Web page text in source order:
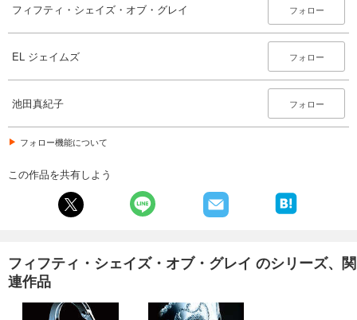
フィフティ・シェイズ・オブ・グレイ フォロー
EL ジェイムズ フォロー
池田真紀子 フォロー
フォロー機能について
この作品を共有しよう
フィフティ・シェイズ・オブ・グレイ のシリーズ、関
連作品